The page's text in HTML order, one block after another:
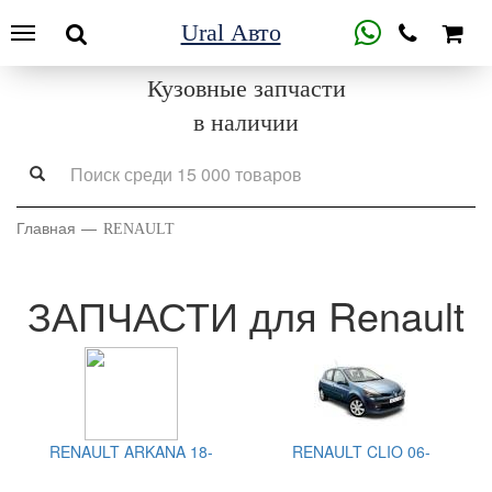
Ural Авто
Кузовные запчасти
в наличии
Главная RENAULT
ЗАПЧАСТИ для Renault
RENAULT ARKANA 18- RENAULT CLIO 06-